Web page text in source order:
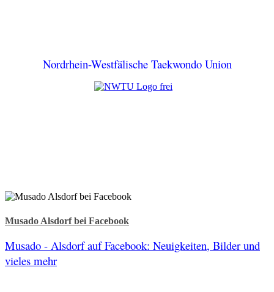
Nordrhein-Westfälische Taekwondo Union
Musado Alsdorf bei Facebook
Musado - Alsdorf auf Facebook: Neuigkeiten, Bilder und
vieles mehr